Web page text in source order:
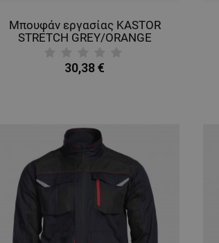
Μπουφάν εργασίας KASTOR
STRETCH GREY/ORANGE
30,38 €